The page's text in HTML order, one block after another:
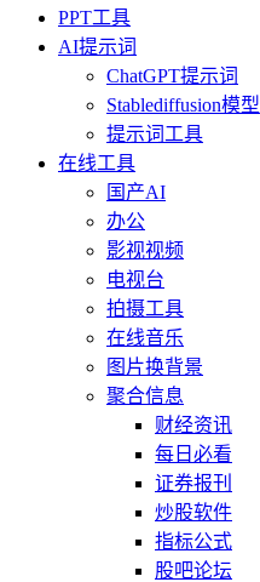
PPT工具
AI提示词
ChatGPT提示词
Stablediffusion模型
提示词工具
在线工具
国产AI
办公
影视视频
电视台
拍摄工具
在线音乐
图片换背景
聚合信息
财经资讯
每日必看
证券报刊
炒股软件
指标公式
股吧论坛